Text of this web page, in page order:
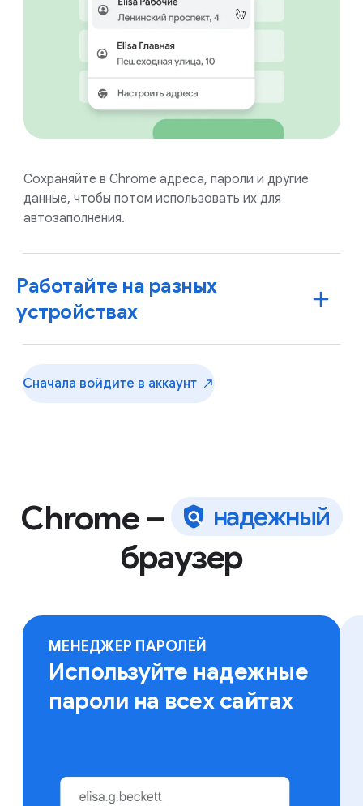
Сохраняйте в Chrome адреса, пароли и другие
данные, чтобы потом использовать их для
автозаполнения.
Работайте на разных
устройствах
данные будут доступны вам на любом устройстве.
Просто войдите в Chrome.
Сначала войдите в аккаунт
Chrome – надежный
браузер
МЕНЕДЖЕР ПАРОЛЕЙ
Используйте надежные
пароли на всех сайтах